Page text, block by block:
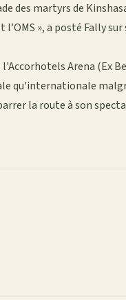
des martyrs de
», a posté Fally
Arena (Ex
qu'internationale
la route à son